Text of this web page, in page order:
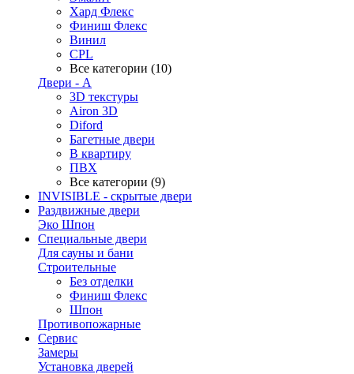
Хард Флекс
Финиш Флекс
Винил
CPL
Все категории (10)
Двери - А
3D текстуры
Airon 3D
Diford
Багетные двери
В квартиру
ПВХ
Все категории (9)
INVISIBLE - скрытые двери
Раздвижные двери
Эко Шпон
Специальные двери
Для сауны и бани
Строительные
Без отделки
Финиш Флекс
Шпон
Противопожарные
Сервис
Замеры
Установка дверей